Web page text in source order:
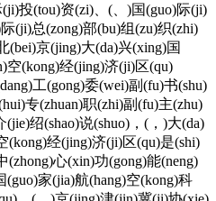
投(tou)资(zi)、(、)国(guo)际(ji)
(ji)总(zong)部(bu)组(zu)织(zhi)
(bei)京(jing)大(da)兴(xing)国
空(kong)经(jing)济(ji)区(qu)
工(gong)委(wei)副(fu)书(shu)
专(zhuan)职(zhi)副(fu)主(zhu)
绍(shao)说(shuo)，(，)大(da)
(kong)经(jing)济(ji)区(qu)是(shi)
(zhong)心(xin)功(gong)能(neng)
(guo)家(jia)航(hang)空(kong)科